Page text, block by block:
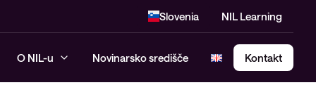
Slovenia NIL Learning
O NIL-u Novinarsko središče Kontakt